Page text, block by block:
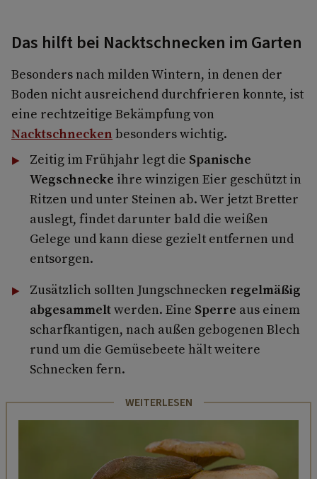
Das hilft bei Nacktschnecken im Garten
Besonders nach milden Wintern, in denen der
Boden nicht ausreichend durchfrieren konnte, ist
eine rechtzeitige Bekämpfung von
Nacktschnecken besonders wichtig.
Zeitig im Frühjahr legt die Spanische
Wegschnecke ihre winzigen Eier geschützt in
Ritzen und unter Steinen ab. Wer jetzt Bretter
auslegt, findet darunter bald die weißen
Gelege und kann diese gezielt entfernen und
entsorgen.
Zusätzlich sollten Jungschnecken regelmäßig
abgesammeltwerden. Eine Sperre aus einem
scharfkantigen, nach außen gebogenen Blech
rund um die Gemüsebeete hält weitere
Schnecken fern.
WEITERLESEN